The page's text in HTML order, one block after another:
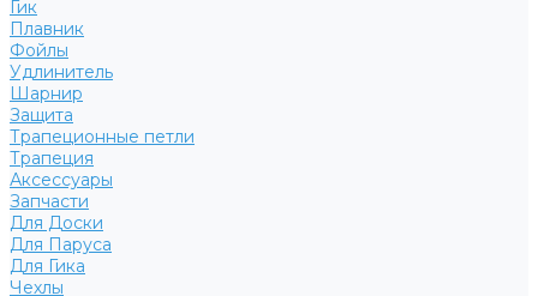
Гик
Плавник
Фойлы
Удлинитель
Шарнир
Защита
Трапеционные петли
Трапеция
Аксессуары
Запчасти
Для Доски
Для Паруса
Для Гика
Чехлы